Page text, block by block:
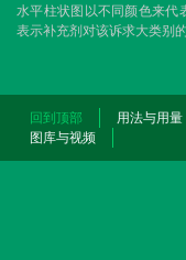
水平柱状图以不同颜色来代
表示补充剂对该诉求大类别
回到顶部 用法与用量
图库与视频